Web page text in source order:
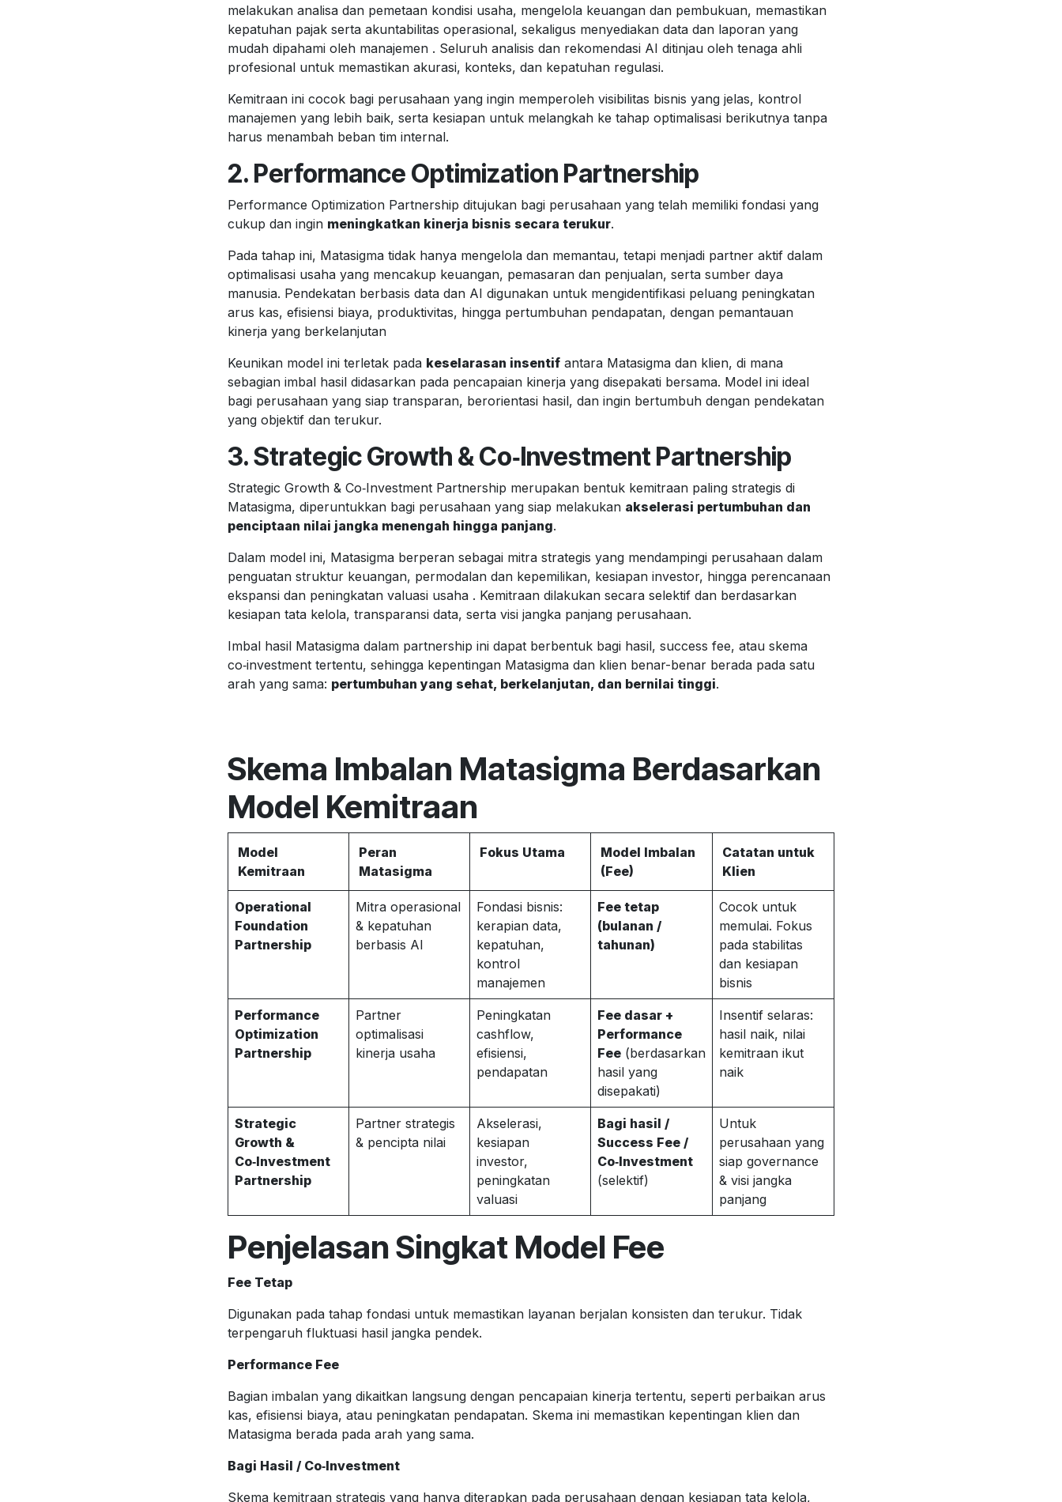
melakukan analisa dan pemetaan kondisi usaha, mengelola keuangan dan pembukuan, memastikan
kepatuhan pajak serta akuntabilitas operasional, sekaligus menyediakan data dan laporan yang
mudah dipahami oleh manajemen . Seluruh analisis dan rekomendasi AI ditinjau oleh tenaga ahli
profesional untuk memastikan akurasi, konteks, dan kepatuhan regulasi.
Kemitraan ini cocok bagi perusahaan yang ingin memperoleh visibilitas bisnis yang jelas, kontrol
manajemen yang lebih baik, serta kesiapan untuk melangkah ke tahap optimalisasi berikutnya tanpa
harus menambah beban tim internal.
2. Performance Optimization Partnership
Performance Optimization Partnership ditujukan bagi perusahaan yang telah memiliki fondasi yang
cukup dan ingin meningkatkan kinerja bisnis secara terukur.
Pada tahap ini, Matasigma tidak hanya mengelola dan memantau, tetapi menjadi partner aktif dalam
optimalisasi usaha yang mencakup keuangan, pemasaran dan penjualan, serta sumber daya
manusia. Pendekatan berbasis data dan AI digunakan untuk mengidentifikasi peluang peningkatan
arus kas, efisiensi biaya, produktivitas, hingga pertumbuhan pendapatan, dengan pemantauan
kinerja yang berkelanjutan
Keunikan model ini terletak pada keselarasan insentif antara Matasigma dan klien, di mana
sebagian imbal hasil didasarkan pada pencapaian kinerja yang disepakati bersama. Model ini ideal
bagi perusahaan yang siap transparan, berorientasi hasil, dan ingin bertumbuh dengan pendekatan
yang objektif dan terukur.
3. Strategic Growth & Co‑Investment Partnership
Strategic Growth & Co‑Investment Partnership merupakan bentuk kemitraan paling strategis di
Matasigma, diperuntukkan bagi perusahaan yang siap melakukan akselerasi pertumbuhan dan
penciptaan nilai jangka menengah hingga panjang.
Dalam model ini, Matasigma berperan sebagai mitra strategis yang mendampingi perusahaan dalam
penguatan struktur keuangan, permodalan dan kepemilikan, kesiapan investor, hingga perencanaan
ekspansi dan peningkatan valuasi usaha . Kemitraan dilakukan secara selektif dan berdasarkan
kesiapan tata kelola, transparansi data, serta visi jangka panjang perusahaan.
Imbal hasil Matasigma dalam partnership ini dapat berbentuk bagi hasil, success fee, atau skema
co‑investment tertentu, sehingga kepentingan Matasigma dan klien benar-benar berada pada satu
arah yang sama: pertumbuhan yang sehat, berkelanjutan, dan bernilai tinggi.
Skema Imbalan Matasigma Berdasarkan
Model Kemitraan
Model
Kemitraan
Peran
Matasigma
Fokus Utama
Model Imbalan
(Fee)
Catatan untuk
Klien
Operational
Foundation
Partnership
Mitra operasional
& kepatuhan
berbasis AI
Fondasi bisnis:
kerapian data,
kepatuhan,
kontrol
manajemen
Fee tetap
(bulanan /
tahunan)
Cocok untuk
memulai. Fokus
pada stabilitas
dan kesiapan
bisnis
Performance
Optimization
Partnership
Partner
optimalisasi
kinerja usaha
Peningkatan
cashflow,
efisiensi,
pendapatan
Fee dasar +
Performance
Fee (berdasarkan
hasil yang
disepakati)
Insentif selaras:
hasil naik, nilai
kemitraan ikut
naik
Strategic
Growth &
Co‑Investment
Partnership
Partner strategis
& pencipta nilai
Akselerasi,
kesiapan
investor,
peningkatan
valuasi
Bagi hasil /
Success Fee /
Co‑Investment
(selektif)
Untuk
perusahaan yang
siap governance
& visi jangka
panjang
Penjelasan Singkat Model Fee
Fee Tetap
Digunakan pada tahap fondasi untuk memastikan layanan berjalan konsisten dan terukur. Tidak
terpengaruh fluktuasi hasil jangka pendek.
Performance Fee
Bagian imbalan yang dikaitkan langsung dengan pencapaian kinerja tertentu, seperti perbaikan arus
kas, efisiensi biaya, atau peningkatan pendapatan. Skema ini memastikan kepentingan klien dan
Matasigma berada pada arah yang sama.
Bagi Hasil / Co‑Investment
Skema kemitraan strategis yang hanya diterapkan pada perusahaan dengan kesiapan tata kelola,